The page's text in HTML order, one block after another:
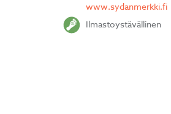
www.sydanmerkki.fi
Ilmastoystävällinen